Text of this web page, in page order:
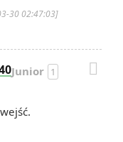
30 02:47:03]
Junior 1 